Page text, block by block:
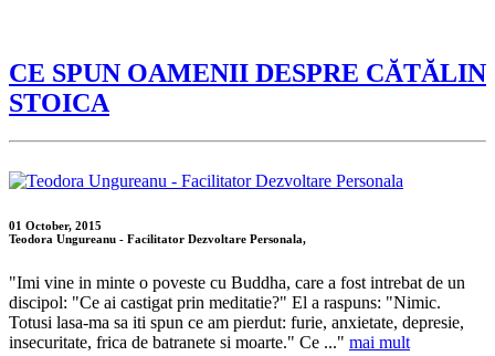
CE SPUN OAMENII DESPRE CĂTĂLIN
STOICA
01 October, 2015
Teodora Ungureanu - Facilitator Dezvoltare Personala,
"Imi vine in minte o poveste cu Buddha, care a fost intrebat de un
discipol: "Ce ai castigat prin meditatie?" El a raspuns: "Nimic.
Totusi lasa-ma sa iti spun ce am pierdut: furie, anxietate, depresie,
insecuritate, frica de batranete si moarte." Ce ..." mai mult